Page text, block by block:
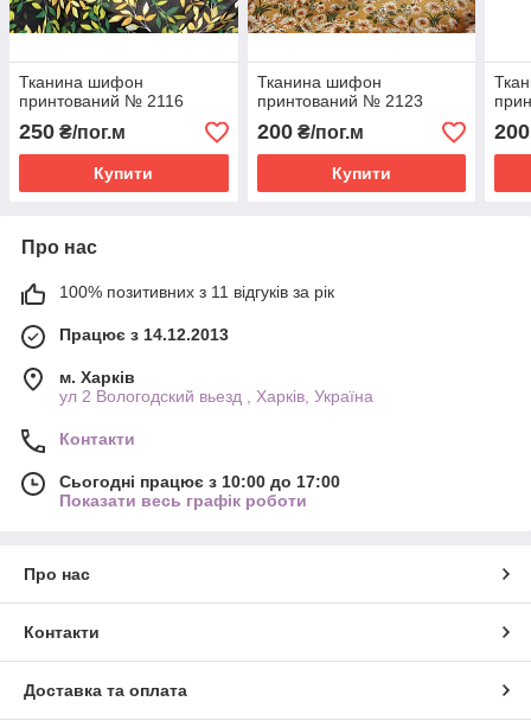
Тканина шифон
принтований № 2116
250 ₴/пог.м
Купити
Тканина шифон
принтований № 2123
200₴/пог.м
Купити
200
Про нас
100% позитивних з 11 відгуків за рік
Працює з 14.12.2013
м. Харків
ул 2 Вологодский вьезд , Харків, Україна
Контакти
Сьогодні працює з 10:00 до 17:00
Показати весь графік роботи
Про нас
Контакти
Доставка та оплата